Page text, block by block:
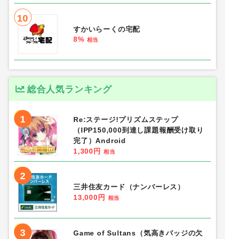
10
すかいらーくの宅配
8% 相当
総合人気ランキング
1
Re:ステージ!プリズムステップ
（IPP150,000到達し課題報酬受け取り
完了）Android
1,300円
相当
2
三井住友カード（ナンバーレス）
13,000円
相当
3
Game of Sultans（気高きバッジの欠